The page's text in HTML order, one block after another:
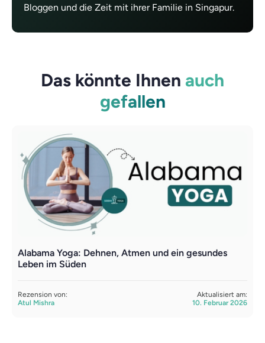
Bloggen und die Zeit mit ihrer Familie in Singapur.
Das könnte Ihnen auch
gefallen
Alabama Yoga: Dehnen, Atmen und ein gesundes
Leben im Süden
Rezension von:
Atul Mishra
Aktualisiert am:
10. Februar 2026